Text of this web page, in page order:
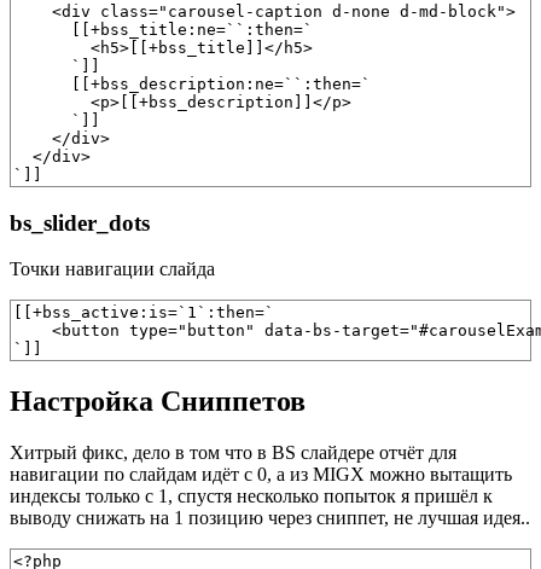
    <div class="carousel-caption d-none d-md-block">
      [[+bss_title:ne=``:then=`
        <h5>[[+bss_title]]</h5>
      `]]
      [[+bss_description:ne=``:then=`
        <p>[[+bss_description]]</p>
      `]]
    </div>
  </div>
`]]
bs_slider_dots
Точки навигации слайда
[[+bss_active:is=`1`:then=`
<button type="button" data-bs-
`]]
Настройка Сниппетов
Хитрый фикс, дело в том что в BS слайдере отчёт для
навигации по слайдам идёт с 0, а из MIGX можно вытащить
индексы только с 1, спустя несколько попыток я пришёл к
выводу снижать на 1 позицию через сниппет, не лучшая идея..
<?php